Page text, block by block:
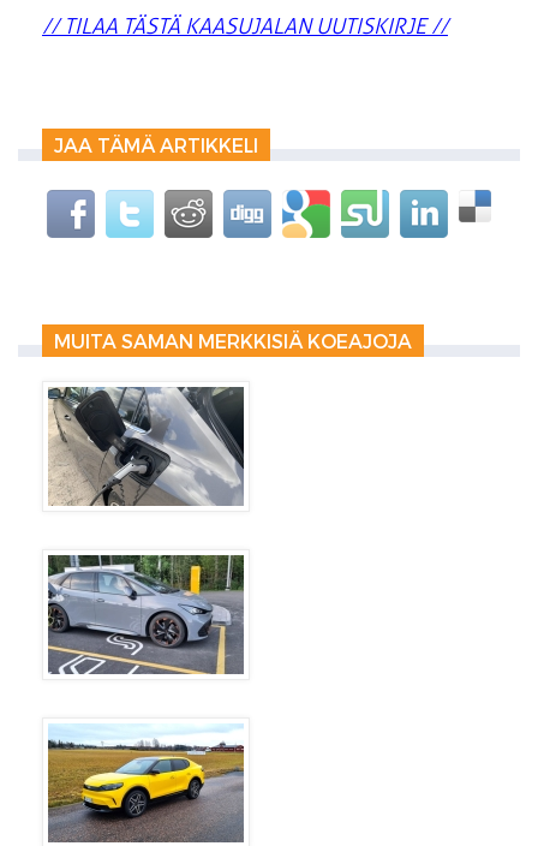
// TILAA TÄSTÄ KAASUJALAN UUTISKIRJE //
JAA TÄMÄ ARTIKKELI
MUITA SAMAN MERKKISIÄ KOEAJOJA